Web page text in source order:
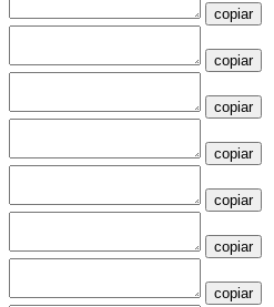
copiar
copiar
copiar
copiar
copiar
copiar
copiar